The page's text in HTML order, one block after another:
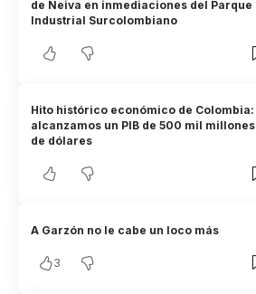
de Neiva en inmediaciones del Parque
Industrial Surcolombiano
Hito histórico económico de Colombia:
alcanzamos un PIB de 500 mil millones
de dólares
A Garzón no le cabe un loco más
3